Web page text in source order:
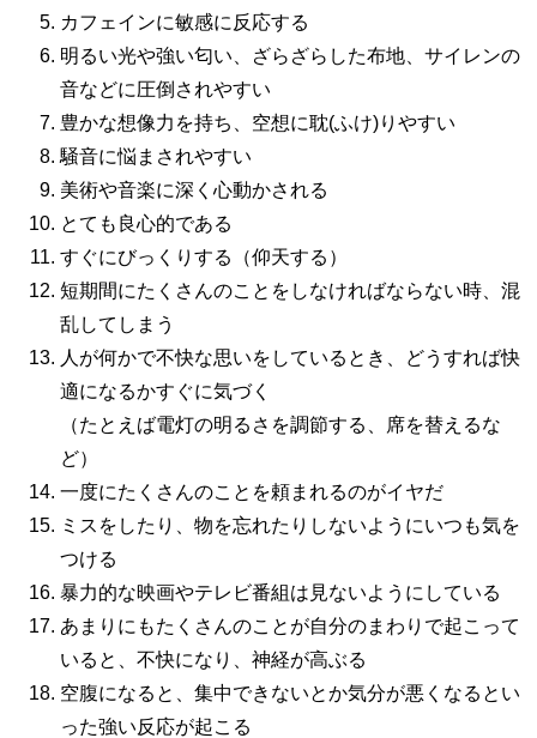
カフェインに敏感に反応する
明るい光や強い匂い、ざらざらした布地、サイレンの
音などに圧倒されやすい
豊かな想像力を持ち、空想に耽(ふけ)りやすい
騒音に悩まされやすい
美術や音楽に深く心動かされる
とても良心的である
すぐにびっくりする（仰天する）
短期間にたくさんのことをしなければならない時、混
乱してしまう
人が何かで不快な思いをしているとき、どうすれば快
適になるかすぐに気づく
（たとえば電灯の明るさを調節する、席を替えるな
ど）
一度にたくさんのことを頼まれるのがイヤだ
ミスをしたり、物を忘れたりしないようにいつも気を
つける
暴力的な映画やテレビ番組は見ないようにしている
あまりにもたくさんのことが自分のまわりで起こって
いると、不快になり、神経が高ぶる
空腹になると、集中できないとか気分が悪くなるとい
った強い反応が起こる